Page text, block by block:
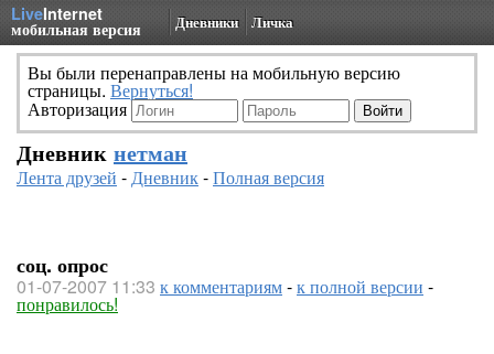
LiveInternet
мобильная версия Дневники Личка
Вы были перенаправлены на мобильную версию
страницы. Вернуться!
Авторизация
Дневник нетман
Лента друзей -Дневник-Полная версия
соц. опрос
01-07-2007 11:33 к комментариям-к полной версии -
понравилось!